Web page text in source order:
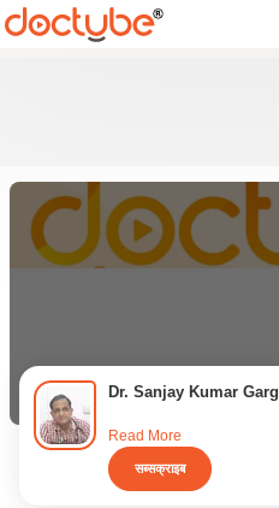
Dr. Sanjay Kumar Garg
Read More
सब्सक्राइब